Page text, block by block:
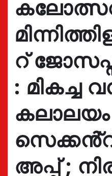
റ്
: മികച്ച
കലാലയം
അപ്പ് ;